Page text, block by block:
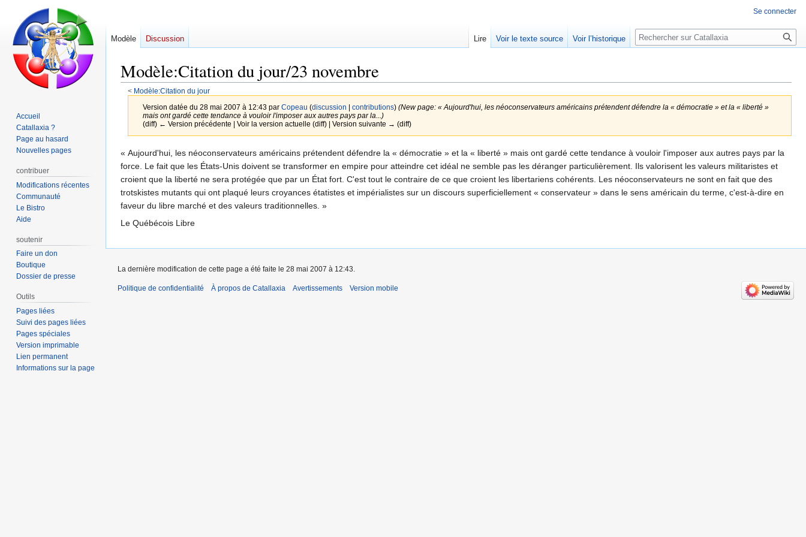
Modèle:Citation du jour/23 novembre
< Modèle:Citation du jour
Version datée du 28 mai 2007 à 12:43 par Copeau (discussion contributions) (New page: « Aujourd'hui, les néoconservateurs américains prétendent défendre la « démocratie » et la « liberté »
mais ont gardé cette tendance à vouloir l'imposer aux autres pays par la...)
(diff) ← Version précédente | Voir la version actuelle (diff) | Version suivante → (diff)
Aller
à
la
navigation
Aller
à
la
recherche
« Aujourd'hui, les néoconservateurs américains prétendent défendre la « démocratie » et la « liberté » mais ont gardé cette tendance à vouloir l'imposer aux autres pays par la
force. Le fait que les États-Unis doivent se transformer en empire pour atteindre cet idéal ne semble pas les déranger particulièrement. Ils valorisent les valeurs militaristes et
croient que la liberté ne sera protégée que par un État fort. C'est tout le contraire de ce que croient les libertariens cohérents. Les néoconservateurs ne sont en fait que des
trotskistes mutants qui ont plaqué leurs croyances étatistes et impérialistes sur un discours superficiellement « conservateur » dans le sens américain du terme, c'est-à-dire en
faveur du libre marché et des valeurs traditionnelles. »
Le Québécois Libre
Se connecter
Modèle Discussion Lire Voir le texte source Voir l’historique Rechercher
Accueil
Catallaxia ?
Page au hasard
Nouvelles pages
contribuer
Modifications récentes
Communauté
Le Bistro
Aide
soutenir
Faire un don
Boutique
Dossier de presse
Outils
Pages liées
Suivi des pages liées
Pages spéciales
Version imprimable
Lien permanent
Informations sur la page
La dernière modification de cette page a été faite le 28 mai 2007 à 12:43.
Politique de confidentialité À propos de Catallaxia Avertissements Version mobile